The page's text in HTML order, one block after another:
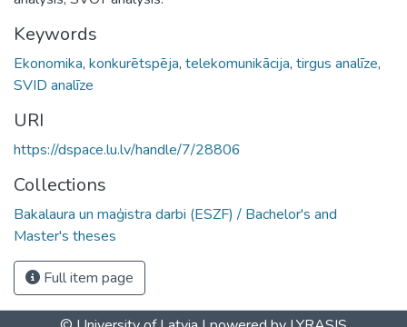
Keywords
Ekonomika, konkurētspēja, telekomunikācija, tirgus analīze,
SVID analīze
URI
https://dspace.lu.lv/handle/7/28806
Collections
Bakalaura un maģistra darbi (ESZF) / Bachelor's and
Master's theses
Full item page